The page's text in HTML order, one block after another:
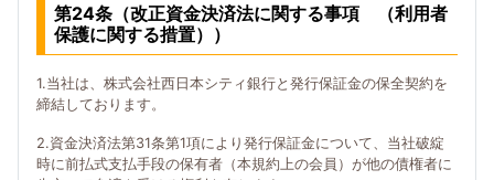
第24条（改正資金決済法に関する事項 （利用者
保護に関する措置））
1.当社は、株式会社西日本シティ銀行と発行保証金の保全契約を
締結しております。
2.資金決済法第31条第1項により発行保証金について、当社破綻
時に前払式支払手段の保有者（本規約上の会員）が他の債権者に